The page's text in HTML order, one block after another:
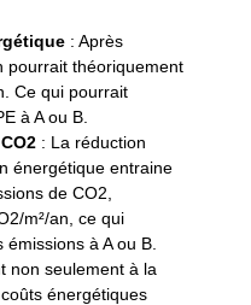
: Après
pourrait théoriquement
Ce qui pourrait
à A ou B.
: La réduction
énergétique entraine
de CO2,
m²/an, ce qui
à A ou B.
non seulement à la
énergétiques